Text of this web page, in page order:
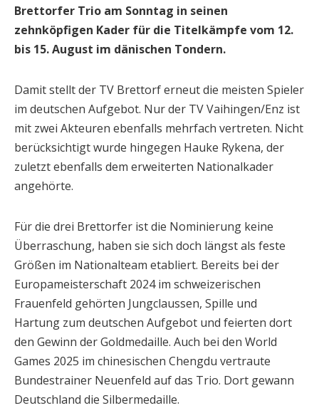
Brettorfer Trio am Sonntag in seinen
zehnköpfigen Kader für die Titelkämpfe vom 12.
bis 15. August im dänischen Tondern.
Damit stellt der TV Brettorf erneut die meisten Spieler
im deutschen Aufgebot. Nur der TV Vaihingen/Enz ist
mit zwei Akteuren ebenfalls mehrfach vertreten. Nicht
berücksichtigt wurde hingegen Hauke Rykena, der
zuletzt ebenfalls dem erweiterten Nationalkader
angehörte.
Für die drei Brettorfer ist die Nominierung keine
Überraschung, haben sie sich doch längst als feste
Größen im Nationalteam etabliert. Bereits bei der
Europameisterschaft 2024 im schweizerischen
Frauenfeld gehörten Jungclaussen, Spille und
Hartung zum deutschen Aufgebot und feierten dort
den Gewinn der Goldmedaille. Auch bei den World
Games 2025 im chinesischen Chengdu vertraute
Bundestrainer Neuenfeld auf das Trio. Dort gewann
Deutschland die Silbermedaille.